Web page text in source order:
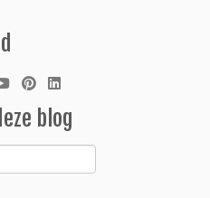
blog